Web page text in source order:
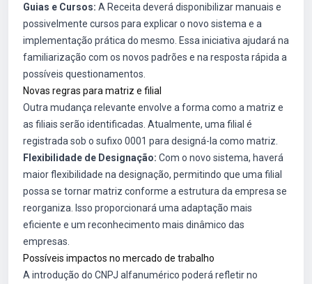
Guias e Cursos: A Receita deverá disponibilizar manuais e
possivelmente cursos para explicar o novo sistema e a
implementação prática do mesmo. Essa iniciativa ajudará na
familiarização com os novos padrões e na resposta rápida a
possíveis questionamentos.
Novas regras para matriz e filial
Outra mudança relevante envolve a forma como a matriz e
as filiais serão identificadas. Atualmente, uma filial é
registrada sob o sufixo 0001 para designá-la como matriz.
Flexibilidade de Designação: Com o novo sistema, haverá
maior flexibilidade na designação, permitindo que uma filial
possa se tornar matriz conforme a estrutura da empresa se
reorganiza. Isso proporcionará uma adaptação mais
eficiente e um reconhecimento mais dinâmico das
empresas.
Possíveis impactos no mercado de trabalho
A introdução do CNPJ alfanumérico poderá refletir no